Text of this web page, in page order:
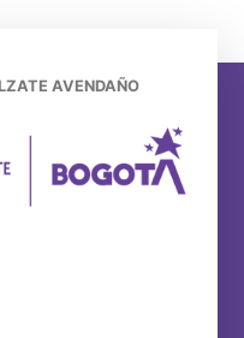
AVENDAÑO